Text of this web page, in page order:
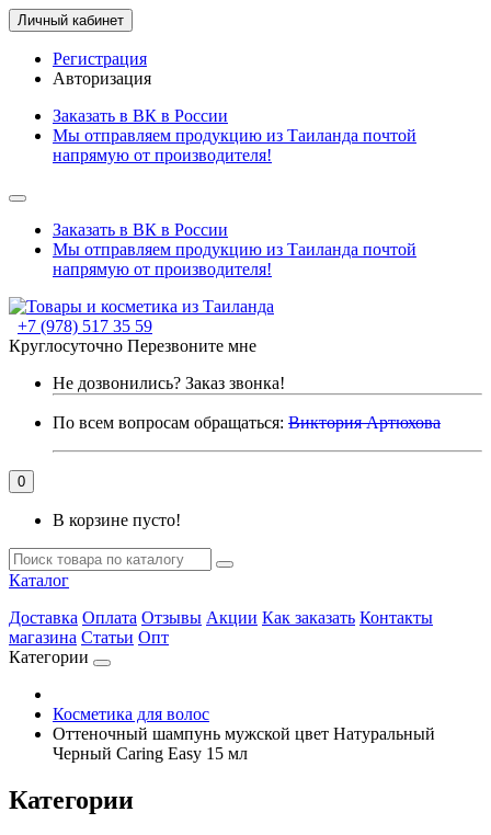
Личный кабинет
Регистрация
Авторизация
Заказать в ВК в России
Мы отправляем продукцию из Таиланда почтой
напрямую от производителя!
Заказать в ВК в России
Мы отправляем продукцию из Таиланда почтой
напрямую от производителя!
+7 (978) 517 35 59
Круглосуточно Перезвоните мне
Не дозвонились? Заказ звонка!
По всем вопросам обращаться: Виктория Артюхова
0
В корзине пусто!
Каталог
Доставка Оплата Отзывы Акции Как заказать Контакты
магазина Статьи Опт
Категории
Косметика для волос
Оттеночный шампунь мужской цвет Натуральный
Черный Caring Easy 15 мл
Категории